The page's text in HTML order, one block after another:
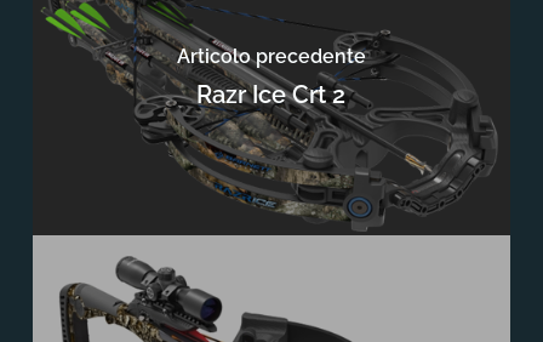
Articolo precedente
Razr Ice Crt 2